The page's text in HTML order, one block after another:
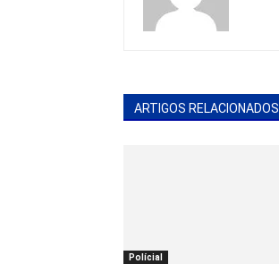
ARTIGOS RELACIONADOS
Polícial